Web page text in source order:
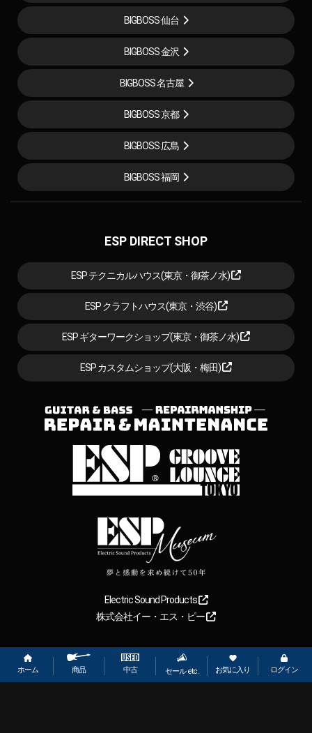
ホーム 商品 中古 セール etc. お気に入り ログイン
BIGBOSS 仙台
BIGBOSS 金沢
BIGBOSS 名古屋
BIGBOSS 京都
BIGBOSS 広島
BIGBOSS 福岡
ESP DIRECT SHOP
ESP テクニカルハウス(東京・御茶ノ水)
ESP クラフトハウス(東京・渋谷)
ESP ギターワークショップ(東京・御茶ノ水)
ESP カスタムショップ(大阪・梅田)
Electric Sound Products
株式会社イー・エス・ピー
Copyright 2026【ESP直営】BIGBOSS オンラインマーケット(ギター＆
ベース). All rights reserved.